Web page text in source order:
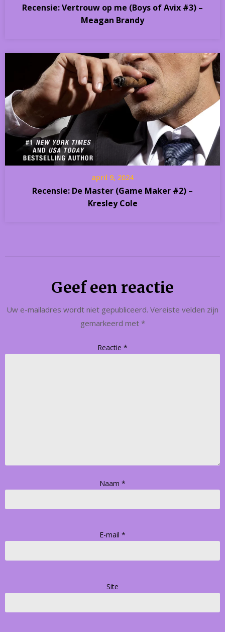
Recensie: Vertrouw op me (Boys of Avix #3) –
Meagan Brandy
april 9, 2024
Recensie: De Master (Game Maker #2) –
Kresley Cole
Geef een reactie
Uw e-mailadres wordt niet gepubliceerd. Vereiste velden zijn
gemarkeerd met *
Reactie *
Naam *
E-mail *
Site